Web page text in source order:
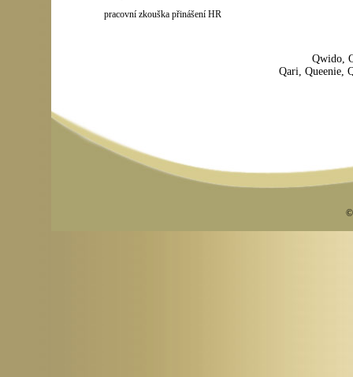
pracovní zkouška přinášení HR
Qwido,
Qari, Queenie,